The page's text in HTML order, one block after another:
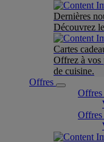
Dernières
Découvrez
Cartes
Offrez à vos
de cuisine.
Offres
Offres
Offres